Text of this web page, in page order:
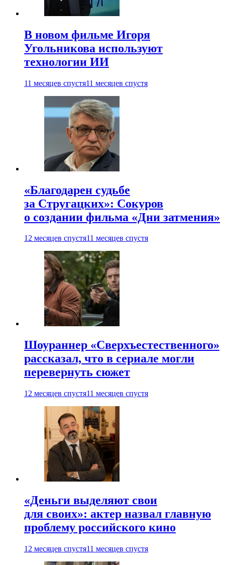
В новом фильме Игоря
Угольникова используют
технологии ИИ
11 месяцев спустя11 месяцев спустя
«Благодарен судьбе
за Стругацких»: Сокуров
о создании фильма «Дни затмения»
12 месяцев спустя11 месяцев спустя
Шоураннер «Сверхъестественного»
рассказал, что в сериале могли
перевернуть сюжет
12 месяцев спустя11 месяцев спустя
«Деньги выделяют свои
для своих»: актер назвал главную
проблему российского кино
12 месяцев спустя11 месяцев спустя